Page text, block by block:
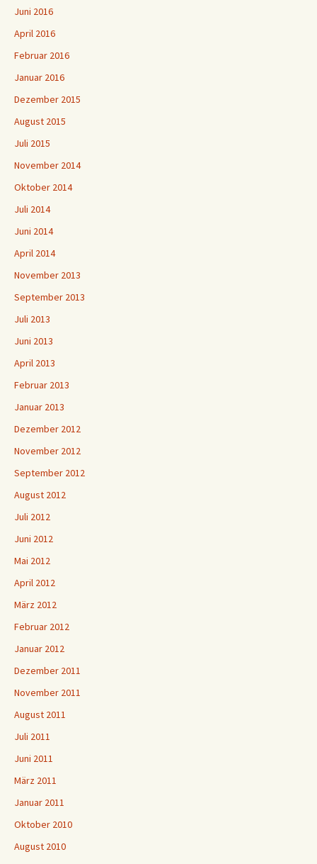
Juni 2016
April 2016
Februar 2016
Januar 2016
Dezember 2015
August 2015
Juli 2015
November 2014
Oktober 2014
Juli 2014
Juni 2014
April 2014
November 2013
September 2013
Juli 2013
Juni 2013
April 2013
Februar 2013
Januar 2013
Dezember 2012
November 2012
September 2012
August 2012
Juli 2012
Juni 2012
Mai 2012
April 2012
März 2012
Februar 2012
Januar 2012
Dezember 2011
November 2011
August 2011
Juli 2011
Juni 2011
März 2011
Januar 2011
Oktober 2010
August 2010